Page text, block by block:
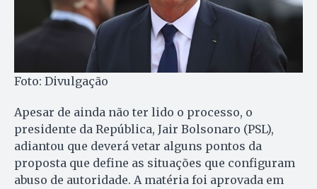
Foto: Divulgação
Apesar de ainda não ter lido o processo, o
presidente da República, Jair Bolsonaro (PSL),
adiantou que deverá vetar alguns pontos da
proposta que define as situações que configuram
abuso de autoridade. A matéria foi aprovada em